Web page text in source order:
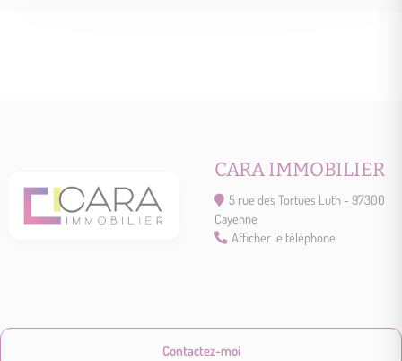
CARA IMMOBILIER
5 rue des Tortues Luth - 97300
Cayenne
Afficher le téléphone
Contactez-moi